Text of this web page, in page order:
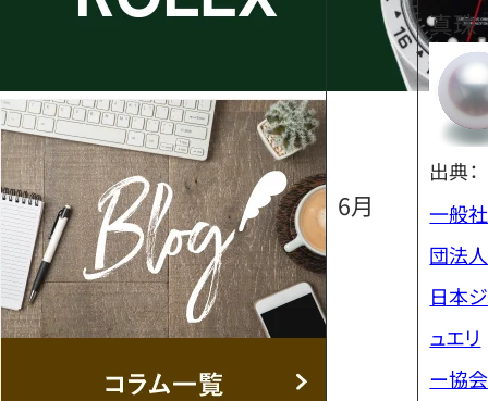
6月
真珠
出典：
一般社
団法人
日本ジ
ュエリ
ー協会